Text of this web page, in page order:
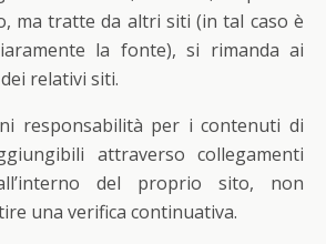
ma tratte da altri siti (in tal caso è
la fonte), si rimanda ai
relativi siti.
responsabilità per i contenuti di
attraverso collegamenti
del proprio sito, non
una verifica continuativa.